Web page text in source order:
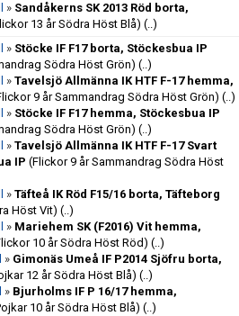
» Sandåkerns SK 2013 Röd borta,
13 år Södra Höst Blå) (..)
» Stöcke IF F17 borta, Stöckesbua IP
Södra Höst Grön) (..)
» Tavelsjö Allmänna IK HTF F-17 hemma,
9 år Sammandrag Södra Höst Grön) (..)
» Stöcke IF F17 hemma, Stöckesbua IP
Södra Höst Grön) (..)
» Tavelsjö Allmänna IK HTF F-17 Svart
IP (Flickor 9 år Sammandrag Södra Höst
» Täfteå IK Röd F15/16 borta, Täfteborg
Höst Vit) (..)
» Mariehem SK (F2016) Vit hemma,
10 år Södra Höst Röd) (..)
» Gimonäs Umeå IF P2014 Sjöfru borta,
12 år Södra Höst Blå) (..)
» Bjurholms IF P 16/17 hemma,
10 år Södra Höst Blå) (..)